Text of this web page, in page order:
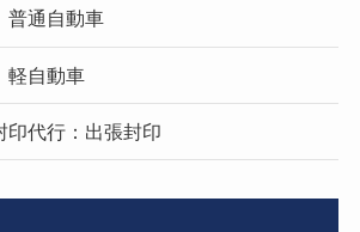
通自動車
自動車
印代行：出張封印